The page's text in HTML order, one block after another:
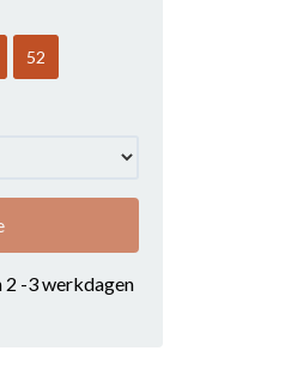
52
2 -3 werkdagen